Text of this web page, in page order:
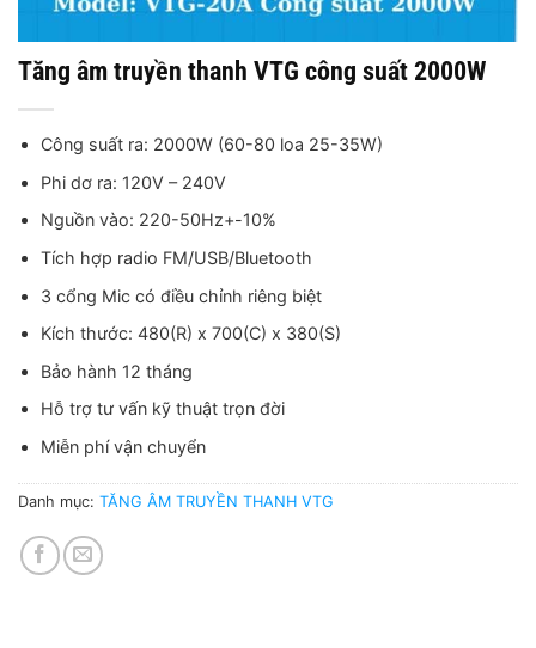
Tăng âm truyền thanh VTG công suất 2000W
Công suất ra: 2000W (60-80 loa 25-35W)
Phi dơ ra: 120V – 240V
Nguồn vào: 220-50Hz+-10%
Tích hợp radio FM/USB/Bluetooth
3 cổng Mic có điều chỉnh riêng biệt
Kích thước: 480(R) x 700(C) x 380(S)
Bảo hành 12 tháng
Hỗ trợ tư vấn kỹ thuật trọn đời
Miễn phí vận chuyển
Danh mục: TĂNG ÂM TRUYỀN THANH VTG